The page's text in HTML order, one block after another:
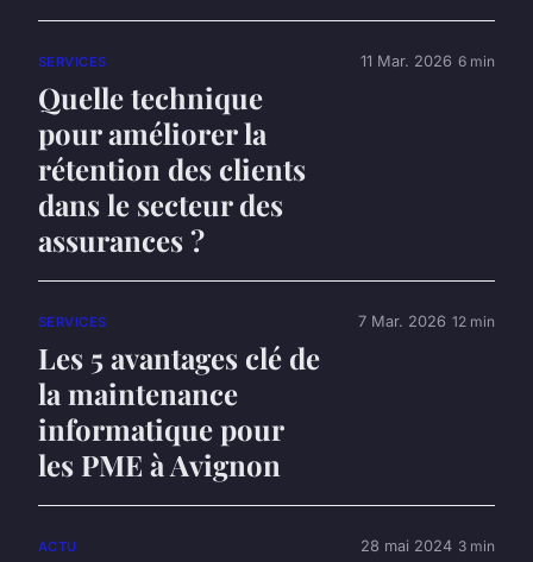
SERVICES
Quelle technique
pour améliorer la
rétention des clients
dans le secteur des
assurances ?
11 Mar. 2026 6 min
SERVICES
Les 5 avantages clé de
la maintenance
informatique pour
les PME à Avignon
7 Mar. 2026 12 min
ACTU 28 mai 2024 3 min